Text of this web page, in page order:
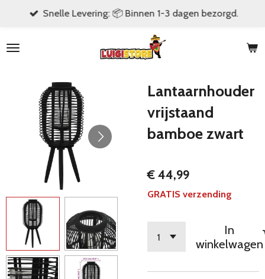
naar
hoofdinhoud
Snelle Levering: 📦 Binnen 1-3 dagen bezorgd.
Lantaarnhouder
vrijstaand
bamboe zwart
€ 44,99
GRATIS verzending
In
winkelwagen